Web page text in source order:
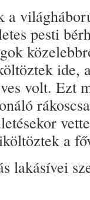
pesti
volt. Ezt
a
lakásívei